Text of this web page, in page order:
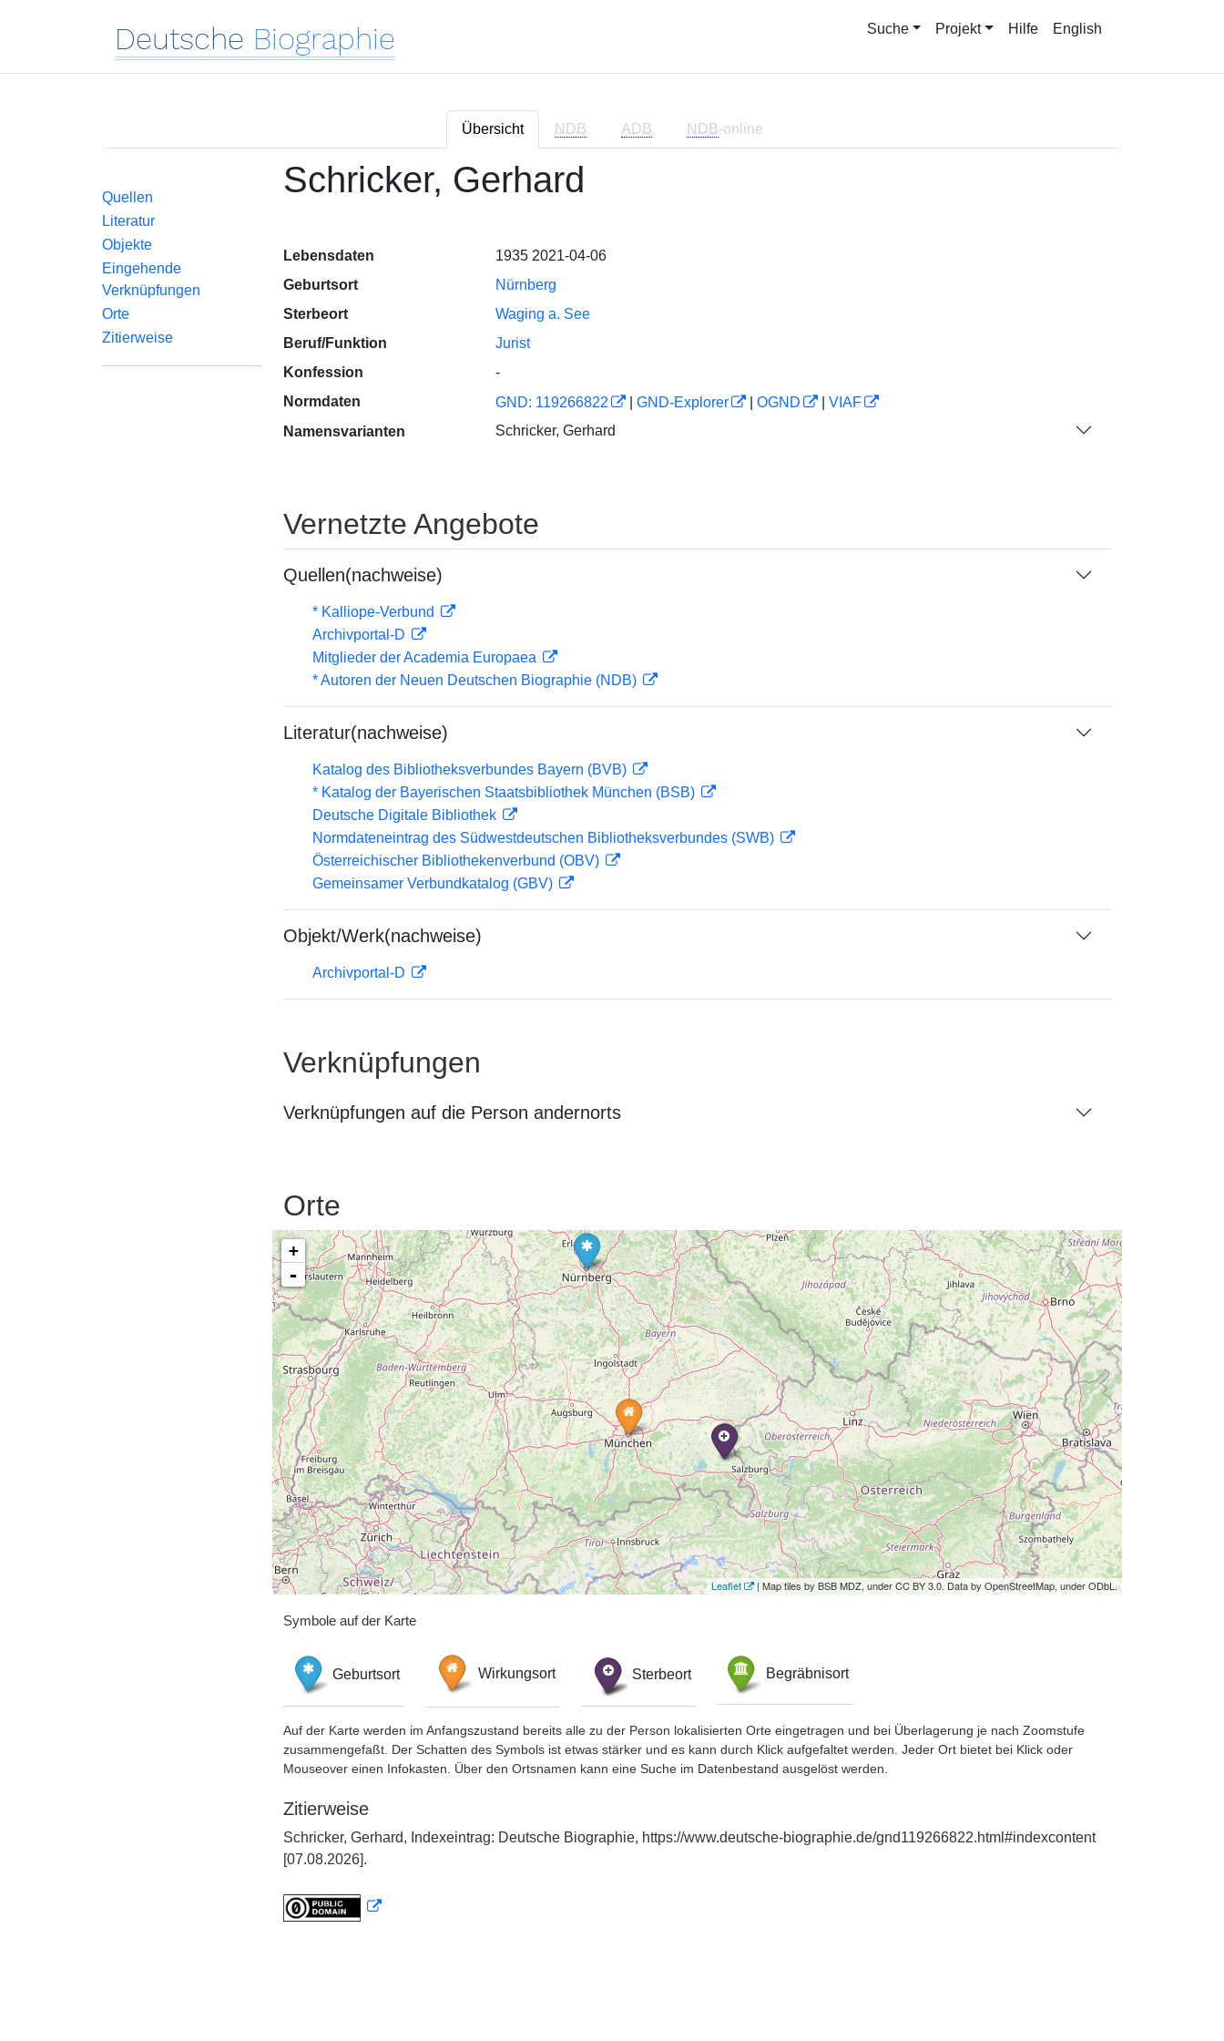
Deutsche Biographie Suche Projekt Hilfe English
Übersicht NDB ADB NDB-online
Quellen
Literatur
Objekte
Eingehende
Verknüpfungen
Orte
Zitierweise
Schricker, Gerhard
Lebensdaten
1935 2021-04-06
Geburtsort
Nürnberg
Sterbeort
Waging a. See
Beruf/Funktion
Jurist
Konfession
-
Normdaten
GND: 119266822 GND-Explorer OGND
VIAF
Namensvarianten
Schricker, Gerhard
Vernetzte Angebote
Quellen(nachweise)
* Kalliope-Verbund
Archivportal-D
Mitglieder der Academia Europaea
* Autoren der Neuen Deutschen Biographie (NDB)
Literatur(nachweise)
Katalog des Bibliotheksverbundes Bayern (BVB)
* Katalog der Bayerischen Staatsbibliothek München (BSB)
Deutsche Digitale Bibliothek
Normdateneintrag des Südwestdeutschen Bibliotheksverbundes (SWB)
Österreichischer Bibliothekenverbund (OBV)
Gemeinsamer Verbundkatalog (GBV)
Objekt/Werk(nachweise)
Archivportal-D
Verknüpfungen
Verknüpfungen auf die Person andernorts
Orte
+
-
Leaflet | Map tiles by BSB MDZ, under CC BY 3.0. Data by OpenStreetMap, under ODbL.
Symbole auf der Karte
Geburtsort Wirkungsort Sterbeort Begräbnisort
Auf der Karte werden im Anfangszustand bereits alle zu der Person lokalisierten Orte eingetragen und bei Überlagerung je nach Zoomstufe
zusammengefaßt. Der Schatten des Symbols ist etwas stärker und es kann durch Klick aufgefaltet werden. Jeder Ort bietet bei Klick oder
Mouseover einen Infokasten. Über den Ortsnamen kann eine Suche im Datenbestand ausgelöst werden.
Zitierweise
Schricker, Gerhard, Indexeintrag: Deutsche Biographie, https://www.deutsche-biographie.de/gnd119266822.html#indexcontent
[07.08.2026].